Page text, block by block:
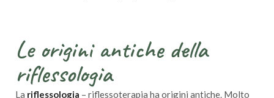
Le origini antiche della
riflessologia
La riflessologia – riflessoterapia ha origini antiche. Molto